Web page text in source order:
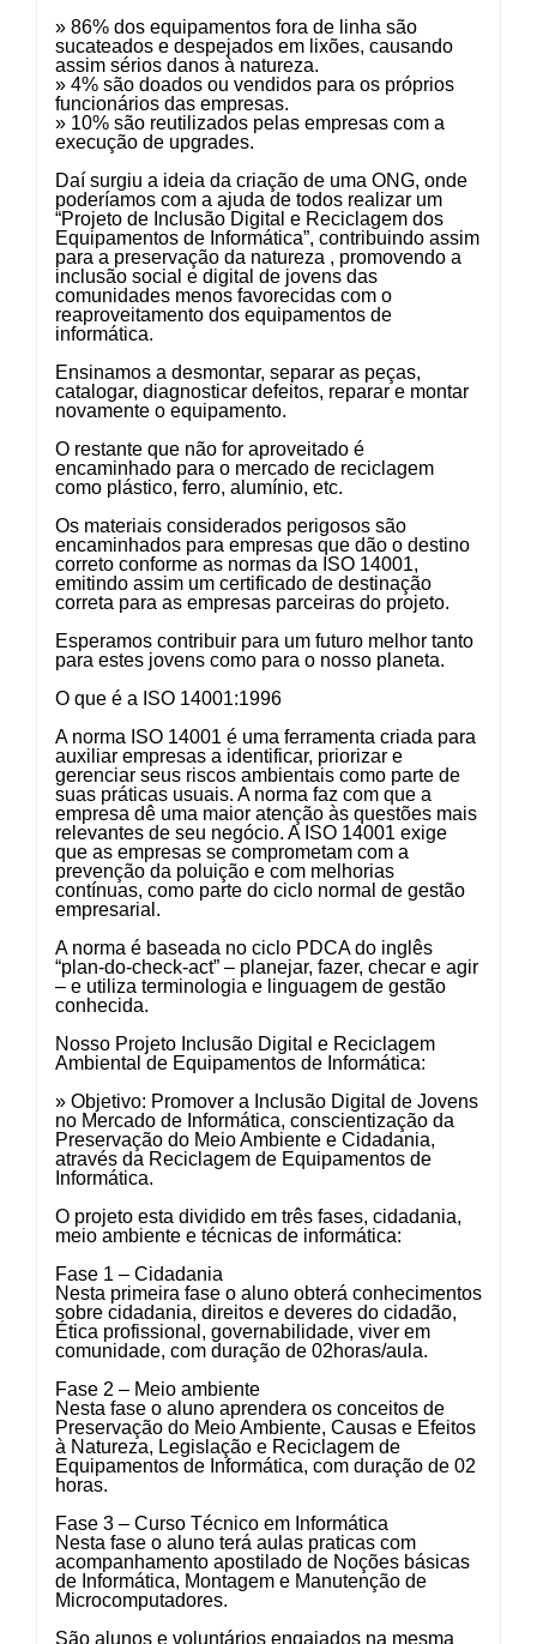
» 86% dos equipamentos fora de linha são
sucateados e despejados em lixões, causando
assim sérios danos à natureza.
» 4% são doados ou vendidos para os próprios
funcionários das empresas.
» 10% são reutilizados pelas empresas com a
execução de upgrades.
Daí surgiu a ideia da criação de uma ONG, onde
poderíamos com a ajuda de todos realizar um
“Projeto de Inclusão Digital e Reciclagem dos
Equipamentos de Informática”, contribuindo assim
para a preservação da natureza , promovendo a
inclusão social e digital de jovens das
comunidades menos favorecidas com o
reaproveitamento dos equipamentos de
informática.
Ensinamos a desmontar, separar as peças,
catalogar, diagnosticar defeitos, reparar e montar
novamente o equipamento.
O restante que não for aproveitado é
encaminhado para o mercado de reciclagem
como plástico, ferro, alumínio, etc.
Os materiais considerados perigosos são
encaminhados para empresas que dão o destino
correto conforme as normas da ISO 14001,
emitindo assim um certificado de destinação
correta para as empresas parceiras do projeto.
Esperamos contribuir para um futuro melhor tanto
para estes jovens como para o nosso planeta.
O que é a ISO 14001:1996
A norma ISO 14001 é uma ferramenta criada para
auxiliar empresas a identificar, priorizar e
gerenciar seus riscos ambientais como parte de
suas práticas usuais. A norma faz com que a
empresa dê uma maior atenção às questões mais
relevantes de seu negócio. A ISO 14001 exige
que as empresas se comprometam com a
prevenção da poluição e com melhorias
contínuas, como parte do ciclo normal de gestão
empresarial.
A norma é baseada no ciclo PDCA do inglês
“plan-do-check-act” – planejar, fazer, checar e agir
– e utiliza terminologia e linguagem de gestão
conhecida.
Nosso Projeto Inclusão Digital e Reciclagem
Ambiental de Equipamentos de Informática:
» Objetivo: Promover a Inclusão Digital de Jovens
no Mercado de Informática, conscientização da
Preservação do Meio Ambiente e Cidadania,
através da Reciclagem de Equipamentos de
Informática.
O projeto esta dividido em três fases, cidadania,
meio ambiente e técnicas de informática:
Fase 1 – Cidadania
Nesta primeira fase o aluno obterá conhecimentos
sobre cidadania, direitos e deveres do cidadão,
Ética profissional, governabilidade, viver em
comunidade, com duração de 02horas/aula.
Fase 2 – Meio ambiente
Nesta fase o aluno aprendera os conceitos de
Preservação do Meio Ambiente, Causas e Efeitos
à Natureza, Legislação e Reciclagem de
Equipamentos de Informática, com duração de 02
horas.
Fase 3 – Curso Técnico em Informática
Nesta fase o aluno terá aulas praticas com
acompanhamento apostilado de Noções básicas
de Informática, Montagem e Manutenção de
Microcomputadores.
São alunos e voluntários engajados na mesma